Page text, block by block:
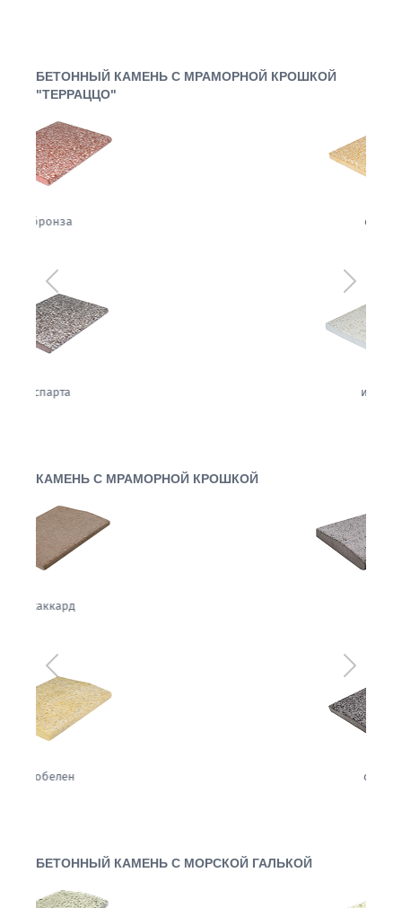
БЕТОННЫЙ КАМЕНЬ С МРАМОРНОЙ КРОШКОЙ
"ТЕРРАЦЦО"
Предыдущий
КАМЕНЬ С МРАМОРНОЙ КРОШКОЙ
Предыдущий
БЕТОННЫЙ КАМЕНЬ С МОРСКОЙ ГАЛЬКОЙ